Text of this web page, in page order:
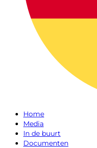
Home
Media
In de buurt
Documenten